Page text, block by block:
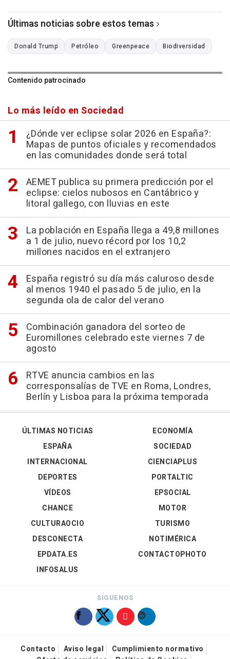
Últimas noticias sobre estos temas
Donald Trump Petróleo Greenpeace Biodiversidad
Contenido patrocinado
Lo más leído en Sociedad
¿Dónde ver eclipse solar 2026 en España?:
Mapas de puntos oficiales y recomendados
en las comunidades donde será total
AEMET publica su primera predicción por el
eclipse: cielos nubosos en Cantábrico y
litoral gallego, con lluvias en este
La población en España llega a 49,8 millones
a 1 de julio, nuevo récord por los 10,2
millones nacidos en el extranjero
España registró su día más caluroso desde
al menos 1940 el pasado 5 de julio, en la
segunda ola de calor del verano
Combinación ganadora del sorteo de
Euromillones celebrado este viernes 7 de
agosto
RTVE anuncia cambios en las
corresponsalías de TVE en Roma, Londres,
Berlín y Lisboa para la próxima temporada
ÚLTIMAS NOTICIAS
ESPAÑA
INTERNACIONAL
DEPORTES
VÍDEOS
ECONOMÍA
SOCIEDAD
CIENCIAPLUS
PORTALTIC
EPSOCIAL
CHANCE
CULTURAOCIO
DESCONECTA
EPDATA.ES
INFOSALUS
MOTOR
TURISMO
NOTIMÉRICA
CONTACTOPHOTO
SÍGUENOS
Contacto Aviso legal
Cumplimiento normativo